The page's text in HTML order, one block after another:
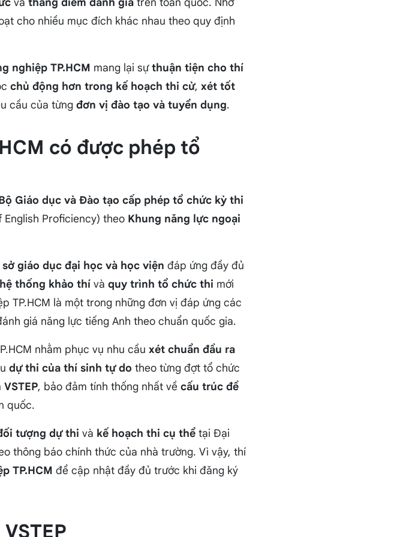
cho nhiều mục đích khác nhau theo quy định
nghiệp TP.HCM mang lại sựthuận tiện cho thí
chủ động hơn trong kế hoạch thi cử, xét tốt
cầu của từng đơn vị đào tạo và tuyển dụng.
có được phép tổ
Giáo dục và Đào tạo cấp phép tổ chức kỳ thi
Proficiency) theo Khung năng lực ngoại
giáo dục đại học và học viện đáp ứng đầy đủ
hệ thống khảo thívà quy trình tổ chức thi mới
TP.HCM là một trong những đơn vị đáp ứng các
giá năng lực tiếng Anh theo chuẩn quốc gia.
nhằm phục vụ nhu cầu xét chuẩn đầu ra
dự thi của thí sinh tự do theo từng đợt tổ chức
, bảo đảm tính thống nhất về cấu trúc đề
quốc.
tượng dự thi và kế hoạch thi cụ thểtại Đại
thông báo chính thức của nhà trường. Vì vậy, thí
TP.HCM để cập nhật đầy đủ trước khi đăng ký